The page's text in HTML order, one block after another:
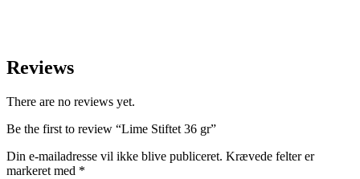
Reviews
There are no reviews yet.
Be the first to review “Lime Stiftet 36 gr”
Din e-mailadresse vil ikke blive publiceret. Krævede felter er
markeret med *